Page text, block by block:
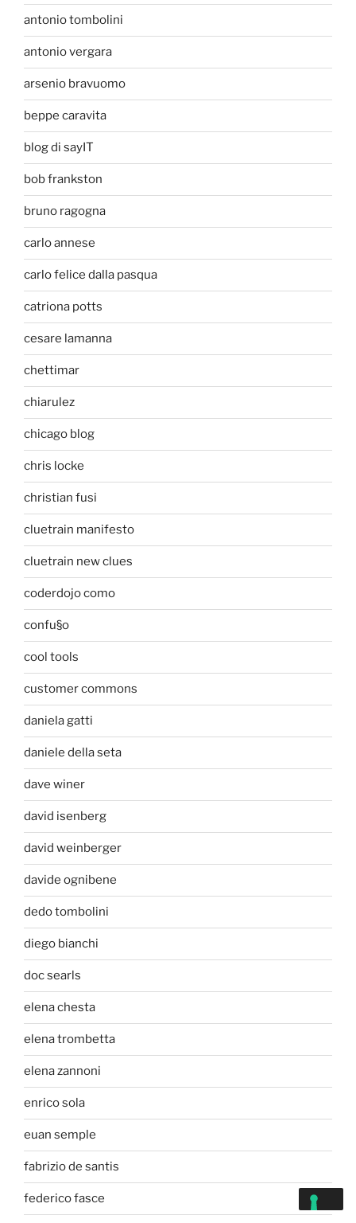
antonio tombolini
antonio vergara
arsenio bravuomo
beppe caravita
blog di sayIT
bob frankston
bruno ragogna
carlo annese
carlo felice dalla pasqua
catriona potts
cesare lamanna
chettimar
chiarulez
chicago blog
chris locke
christian fusi
cluetrain manifesto
cluetrain new clues
coderdojo como
confu§o
cool tools
customer commons
daniela gatti
daniele della seta
dave winer
david isenberg
david weinberger
davide ognibene
dedo tombolini
diego bianchi
doc searls
elena chesta
elena trombetta
elena zannoni
enrico sola
euan semple
fabrizio de santis
federico fasce